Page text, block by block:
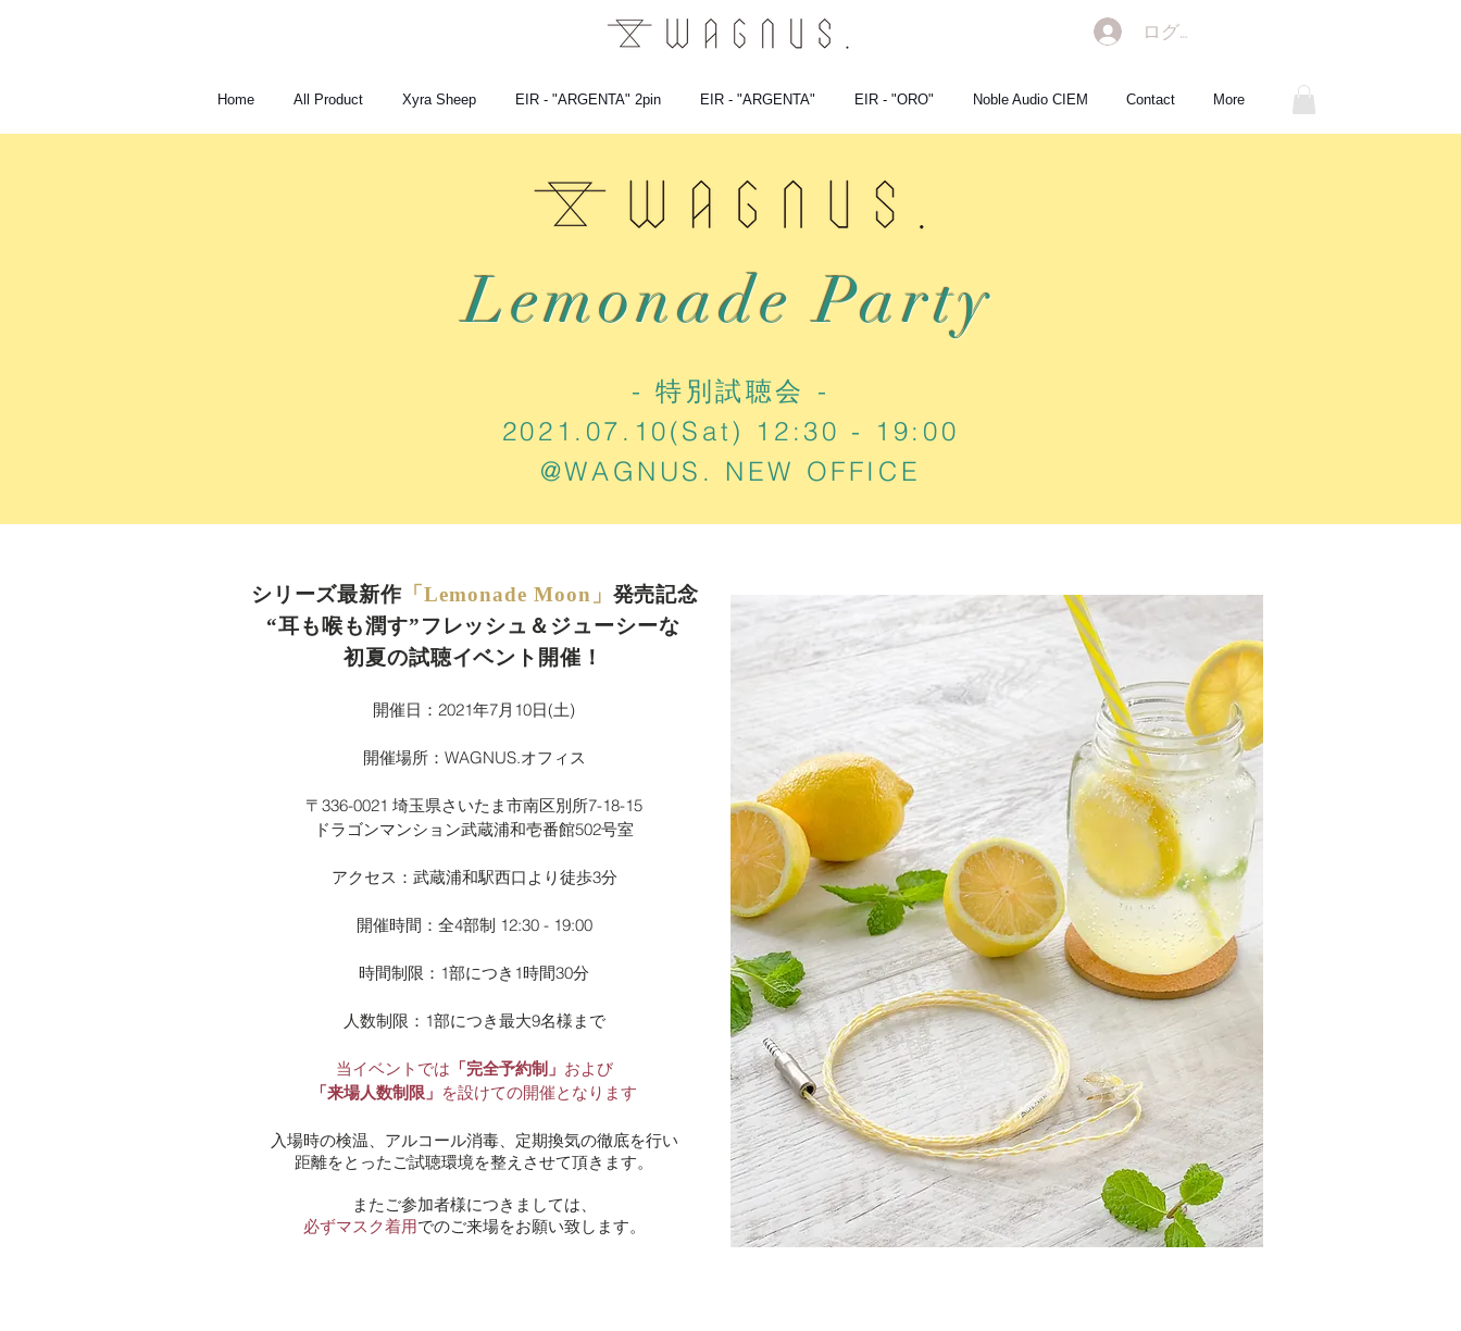
ログイン
Lemonade Party
- 特別試聴会 -
2021.07.10(Sat) 12:30 - 19:00
@WAGNUS. NEW OFFICE
シリーズ最新作 「Lemonade Moon」 発売記念
“耳も喉も潤す”フレッシュ＆ジューシーな
​初夏の試聴イベント開催！
開催日：2021年7月10日(土)
開催場所：WAGNUS.オフィス
〒336-0021 埼玉県さいたま市南区別所7-18-15
ドラゴンマンション武蔵浦和壱番館502号室
アクセス：武蔵浦和駅西口より徒歩3分
開催時間：全4部制 12:30 - 19:00
時間制限：1部につき1時間30分
人数制限：1部につき最大9名様まで
当イベントでは 「完全予約制」 および
「来場人数制限」 を設けての開催となります
入場時の検温、アルコール消毒、定期換気の徹底を行い
距離をとったご試聴環境を整えさせて頂きます。
またご参加者様につきましては、
必ずマスク着用でのご来場をお願い致します。
Home All Product Xyra Sheep EIR - "ARGENTA" 2pin EIR - "ARGENTA" EIR - "ORO" Noble Audio CIEM Contact More